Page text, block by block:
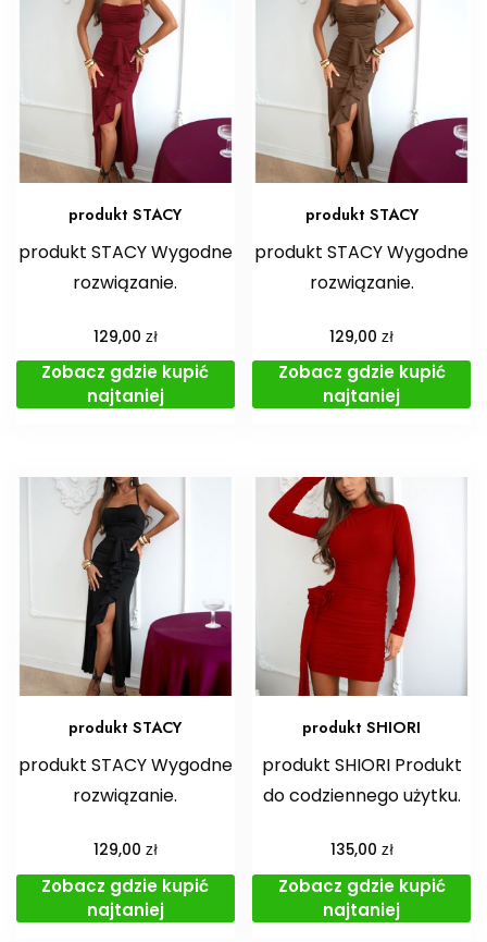
produkt STACY
produkt STACY Wygodne
rozwiązanie.
129,00 zł
Zobacz gdzie kupić
najtaniej
produkt STACY
produkt STACY Wygodne
rozwiązanie.
129,00zł
Zobacz gdzie kupić
najtaniej
produkt STACY
produkt STACY Wygodne
rozwiązanie.
129,00 zł
Zobacz gdzie kupić
najtaniej
produkt SHIORI
produkt SHIORI Produkt
do codziennego użytku.
135,00 zł
Zobacz gdzie kupić
najtaniej